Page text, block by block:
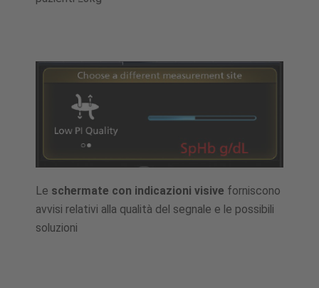
Le schermate con indicazioni visive forniscono
avvisi relativi alla qualità del segnale e le possibili
soluzioni